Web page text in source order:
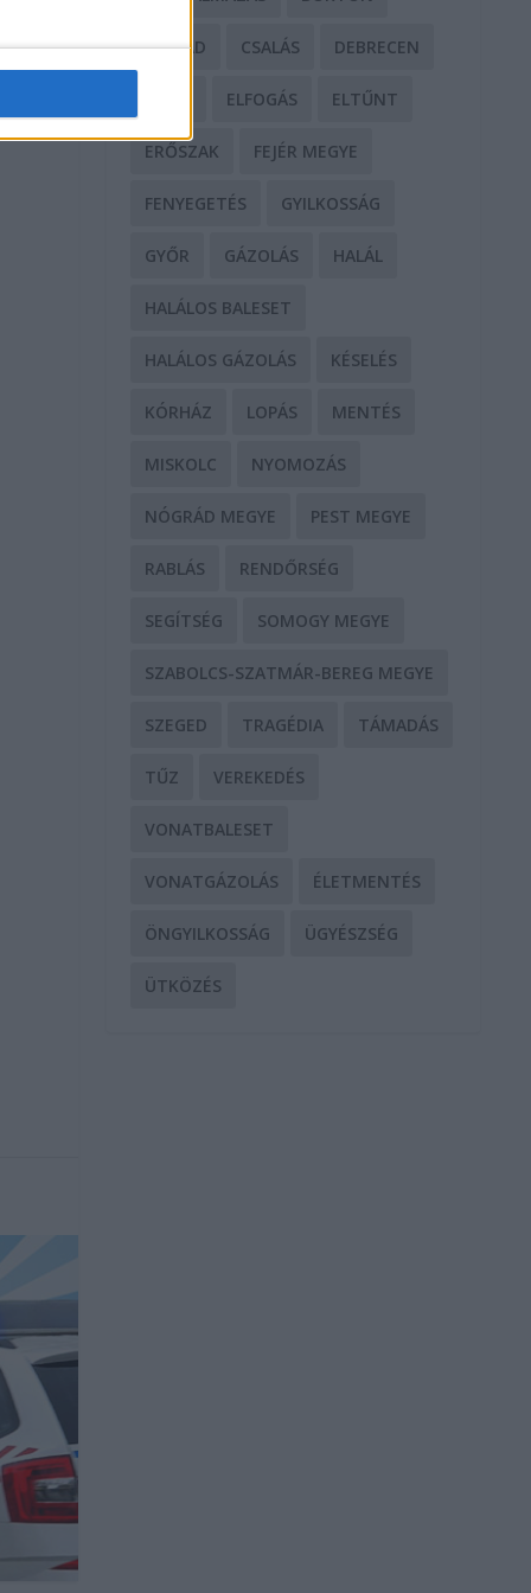
CSALÁD CSALÁS DEBRECEN
ELFOGÁS ELTŰNT
ERŐSZAK FEJÉR MEGYE
FENYEGETÉS GYILKOSSÁG
GYŐR GÁZOLÁS HALÁL
HALÁLOS BALESET
HALÁLOS GÁZOLÁS KÉSELÉS
KÓRHÁZ LOPÁS MENTÉS
MISKOLC NYOMOZÁS
NÓGRÁD MEGYE PEST MEGYE
RABLÁS RENDŐRSÉG
SEGÍTSÉG SOMOGY MEGYE
SZABOLCS-SZATMÁR-BEREG MEGYE
SZEGED TRAGÉDIA TÁMADÁS
TŰZ VEREKEDÉS
VONATBALESET
VONATGÁZOLÁS ÉLETMENTÉS
ÖNGYILKOSSÁG ÜGYÉSZSÉG
ÜTKÖZÉS